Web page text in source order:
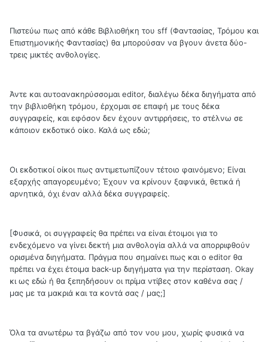
Πιστεύω πως από κάθε Βιβλιοθήκη του sff (Φαντασίας, Τρόμου και
Επιστημονικής Φαντασίας) θα μπορούσαν να βγουν άνετα δύο-
τρεις μικτές ανθολογίες.
Άντε και αυτοανακηρύσσομαι editor, διαλέγω δέκα διηγήματα από
την βιβλιοθήκη τρόμου, έρχομαι σε επαφή με τους δέκα
συγγραφείς, και εφόσον δεν έχουν αντιρρήσεις, το στέλνω σε
κάποιον εκδοτικό οίκο. Καλά ως εδώ;
Οι εκδοτικοί οίκοι πως αντιμετωπίζουν τέτοιο φαινόμενο; Είναι
εξαρχής απαγορευμένο; Έχουν να κρίνουν ξαφνικά, θετικά ή
αρνητικά, όχι έναν αλλά δέκα συγγραφείς.
[Φυσικά, οι συγγραφείς θα πρέπει να είναι έτοιμοι για το
ενδεχόμενο να γίνει δεκτή μια ανθολογία αλλά να απορριφθούν
ορισμένα διηγήματα. Πράγμα που σημαίνει πως και ο editor θα
πρέπει να έχει έτοιμα back-up διηγήματα για την περίσταση. Okay
κι ως εδώ ή θα ξεπηδήσουν οι πρίμα ντίβες στον καθένα σας /
μας με τα μακριά και τα κοντά σας / μας;]
Όλα τα ανωτέρω τα βγάζω από τον νου μου, χωρίς φυσικά να